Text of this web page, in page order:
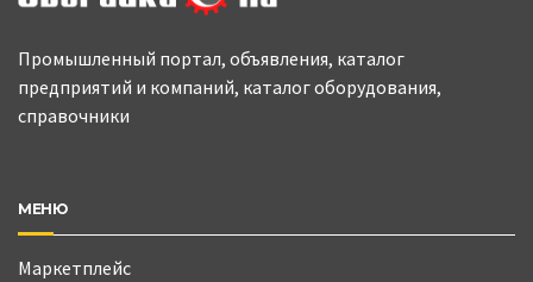
Промышленный портал, объявления, каталог
предприятий и компаний, каталог оборудования,
справочники
МЕНЮ
Маркетплейс